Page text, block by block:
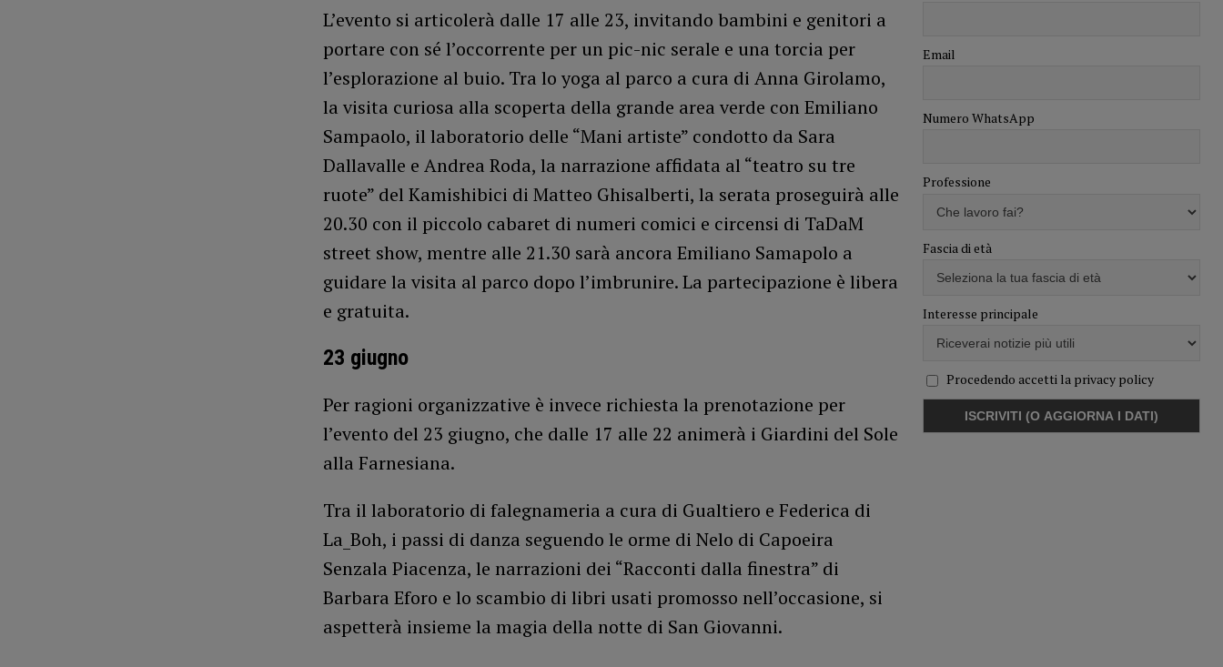
L’evento si articolerà dalle 17 alle 23, invitando bambini e genitori a
portare con sé l’occorrente per un pic-nic serale e una torcia per
l’esplorazione al buio. Tra lo yoga al parco a cura di Anna Girolamo,
la visita curiosa alla scoperta della grande area verde con Emiliano
Sampaolo, il laboratorio delle “Mani artiste” condotto da Sara
Dallavalle e Andrea Roda, la narrazione affidata al “teatro su tre
ruote” del Kamishibici di Matteo Ghisalberti, la serata proseguirà alle
20.30 con il piccolo cabaret di numeri comici e circensi di TaDaM
street show, mentre alle 21.30 sarà ancora Emiliano Samapolo a
guidare la visita al parco dopo l’imbrunire. La partecipazione è libera
e gratuita.
23 giugno
Per ragioni organizzative è invece richiesta la prenotazione per
l’evento del 23 giugno, che dalle 17 alle 22 animerà i Giardini del Sole
alla Farnesiana.
Tra il laboratorio di falegnameria a cura di Gualtiero e Federica di
La_Boh, i passi di danza seguendo le orme di Nelo di Capoeira
Senzala Piacenza, le narrazioni dei “Racconti dalla finestra” di
Barbara Eforo e lo scambio di libri usati promosso nell’occasione, si
aspetterà insieme la magia della notte di San Giovanni.
Email
Numero WhatsApp
Professione
Fascia di età
Interesse principale
Procedendo accetti la privacy policy